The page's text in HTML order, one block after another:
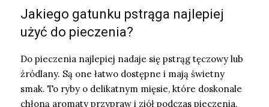
Jakiego gatunku pstrąga najlepiej
użyć do pieczenia?
Do pieczenia najlepiej nadaje się pstrąg tęczowy lub
źródlany. Są one łatwo dostępne i mają świetny
smak. To ryby o delikatnym mięsie, które doskonale
chłoną aromaty przypraw i ziół podczas pieczenia.